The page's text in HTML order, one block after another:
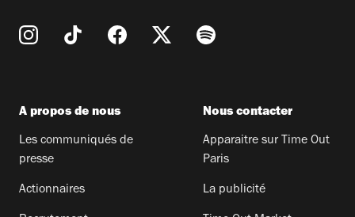
A propos de nous
Les communiqués de
presse
Actionnaires
Nous contacter
Apparaitre sur Time Out
Paris
La publicité